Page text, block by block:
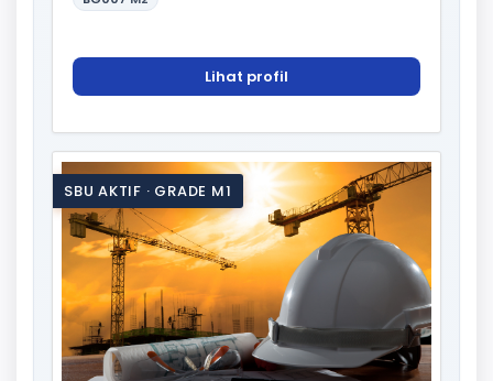
Lihat profil
SBU AKTIF · GRADE M1